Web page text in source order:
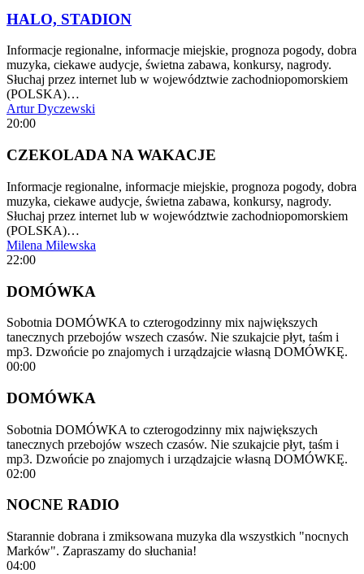
HALO, STADION
Informacje regionalne, informacje miejskie, prognoza pogody, dobra
muzyka, ciekawe audycje, świetna zabawa, konkursy, nagrody.
Słuchaj przez internet lub w województwie zachodniopomorskiem
(POLSKA)…
Artur Dyczewski
20:00
CZEKOLADA NA WAKACJE
Informacje regionalne, informacje miejskie, prognoza pogody, dobra
muzyka, ciekawe audycje, świetna zabawa, konkursy, nagrody.
Słuchaj przez internet lub w województwie zachodniopomorskiem
(POLSKA)…
Milena Milewska
22:00
DOMÓWKA
Sobotnia DOMÓWKA to czterogodzinny mix największych
tanecznych przebojów wszech czasów. Nie szukajcie płyt, taśm i
mp3. Dzwońcie po znajomych i urządzajcie własną DOMÓWKĘ.
00:00
DOMÓWKA
Sobotnia DOMÓWKA to czterogodzinny mix największych
tanecznych przebojów wszech czasów. Nie szukajcie płyt, taśm i
mp3. Dzwońcie po znajomych i urządzajcie własną DOMÓWKĘ.
02:00
NOCNE RADIO
Starannie dobrana i zmiksowana muzyka dla wszystkich "nocnych
Marków". Zapraszamy do słuchania!
04:00